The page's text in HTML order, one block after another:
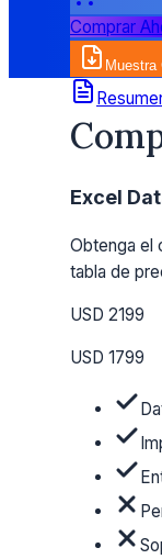
Comprar
Muestra
Detalles de
Excel
Obtenga el
tabla de
USD 2199
USD 1799